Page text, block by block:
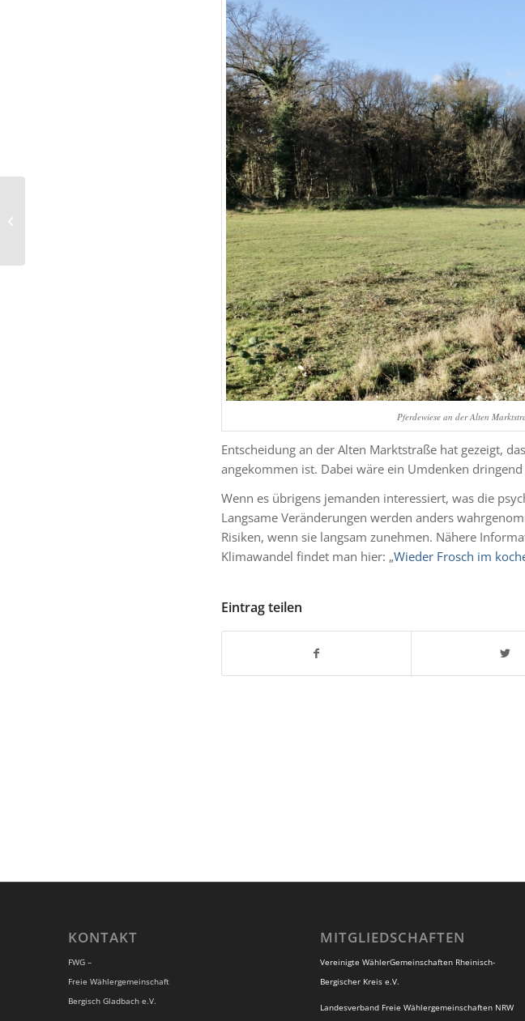
Pferdewiese an der Alten
Entscheidung an der Alten Marktstraße hat gezeigt,
angekommen ist. Dabei wäre ein Umdenken
Wenn es übrigens jemanden interessiert, was die
Langsame Veränderungen werden anders
Risiken, wenn sie langsam zunehmen. Nähere
Klimawandel findet man hier: „Wieder Frosch im
Eintrag teilen
KONTAKT
FWG –
Freie Wählergemeinschaft
Bergisch Gladbach e.V.
MITGLIEDSCHAFTEN
Vereinigte WählerGemeinschaften Rheinisch-
Bergischer Kreis e.V.
Landesverband Freie Wählergemeinschaften NRW